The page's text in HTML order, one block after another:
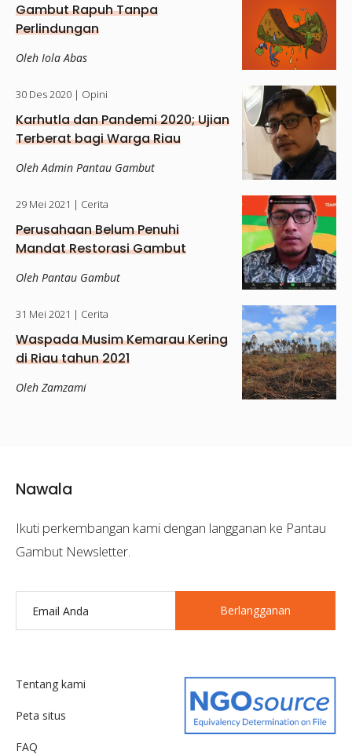
Gambut Rapuh Tanpa
Perlindungan
Oleh Iola Abas
30 Des 2020 | Opini
Karhutla dan Pandemi 2020; Ujian
Terberat bagi Warga Riau
Oleh Admin Pantau Gambut
29 Mei 2021 | Cerita
Perusahaan Belum Penuhi
Mandat Restorasi Gambut
Oleh Pantau Gambut
31 Mei 2021 | Cerita
Waspada Musim Kemarau Kering
di Riau tahun 2021
Oleh Zamzami
Nawala
Ikuti perkembangan kami dengan langganan ke Pantau
Gambut Newsletter.
Berlangganan
Tentang kami
Peta situs
FAQ